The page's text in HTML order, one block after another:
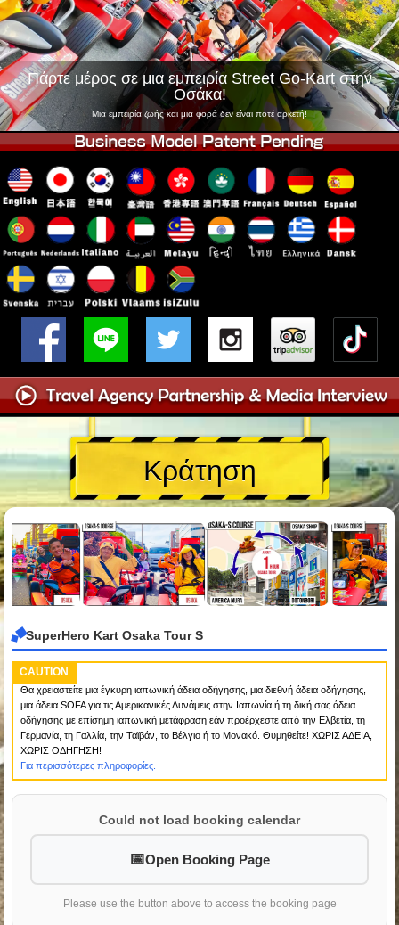
Τόκιο Σινάγαουα #1 Τόκιο Ακίχαμπαρα #1
Τόκιο Ακίχαμπαρα #2 Τόκιο Σιμπούγια
Τόκιο Σιμπούγια Annex Τόκιο Κόλπος
Τόκιο Ασακούσα Οσάκα
Οκινάουα
Πάρτε μέρος σε μια εμπειρία Street Go-Kart στην
Οσάκα!
Μια εμπειρία ζωής και μια φορά δεν είναι ποτέ αρκετή!
Κράτηση
SuperHero Kart Osaka Tour S
CAUTION
Θα χρειαστείτε μια έγκυρη ιαπωνική άδεια οδήγησης, μια διεθνή άδεια οδήγησης,
μια άδεια SOFA για τις Αμερικανικές Δυνάμεις στην Ιαπωνία ή τη δική σας άδεια
οδήγησης με επίσημη ιαπωνική μετάφραση εάν προέρχεστε από την Ελβετία, τη
Γερμανία, τη Γαλλία, την Ταϊβάν, το Βέλγιο ή το Μονακό. Θυμηθείτε! ΧΩΡΙΣ ΑΔΕΙΑ,
ΧΩΡΙΣ ΟΔΗΓΗΣΗ!
Για περισσότερες πληροφορίες.
Could not load booking calendar
Open Booking Page
Please use the button above to access the booking page